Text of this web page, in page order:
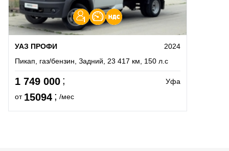
УАЗ ПРОФИ
2024
Пикап, газ/бензин, Задний, 23 417 км, 150 л.с
1 749 000
Уфа
от 15094 /мес